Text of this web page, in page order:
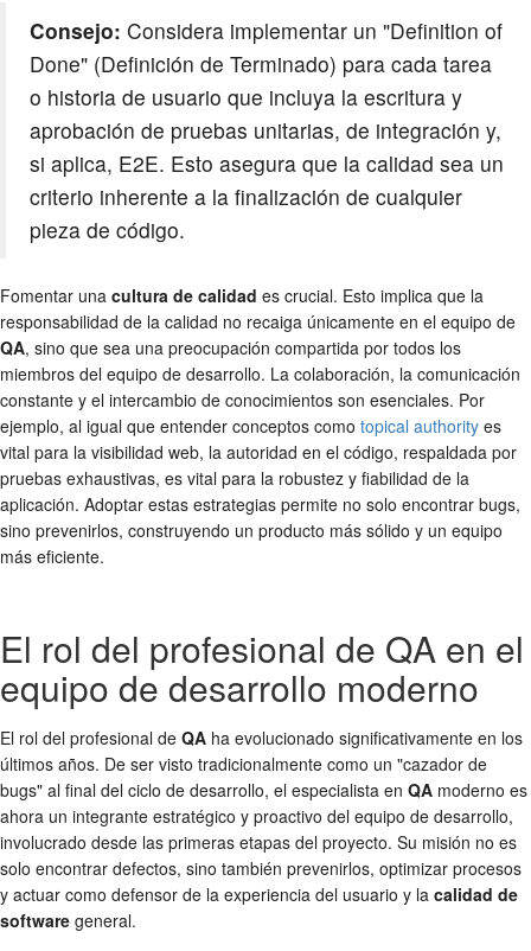
Consejo: Considera implementar un "Definition of
Done" (Definición de Terminado) para cada tarea
o historia de usuario que incluya la escritura y
aprobación de pruebas unitarias, de integración y,
si aplica, E2E. Esto asegura que la calidad sea un
criterio inherente a la finalización de cualquier
pieza de código.
Fomentar una cultura de calidad es crucial. Esto implica que la
responsabilidad de la calidad no recaiga únicamente en el equipo de
QA, sino que sea una preocupación compartida por todos los
miembros del equipo de desarrollo. La colaboración, la comunicación
constante y el intercambio de conocimientos son esenciales. Por
ejemplo, al igual que entender conceptos como topical authority es
vital para la visibilidad web, la autoridad en el código, respaldada por
pruebas exhaustivas, es vital para la robustez y fiabilidad de la
aplicación. Adoptar estas estrategias permite no solo encontrar bugs,
sino prevenirlos, construyendo un producto más sólido y un equipo
más eficiente.
El rol del profesional de QA en el
equipo de desarrollo moderno
El rol del profesional de QA ha evolucionado significativamente en los
últimos años. De ser visto tradicionalmente como un "cazador de
bugs" al final del ciclo de desarrollo, el especialista en QA moderno es
ahora un integrante estratégico y proactivo del equipo de desarrollo,
involucrado desde las primeras etapas del proyecto. Su misión no es
solo encontrar defectos, sino también prevenirlos, optimizar procesos
y actuar como defensor de la experiencia del usuario y la calidad de
software general.